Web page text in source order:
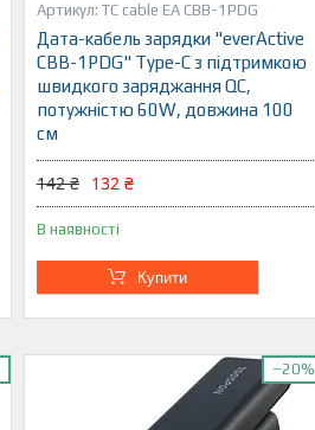
TC cable EA CBB-1PDG
Дата-кабель зарядки "everActive
CBB-1PDG" Type-C з підтримкою
швидкого заряджання QC,
потужністю 60W, довжина 100
см
142 ₴ 132 ₴
В наявності
Купити
–20%